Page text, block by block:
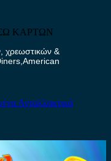
ΚΑΡΤΩΝ
χρεωστικών &
Ανταλλακτικά